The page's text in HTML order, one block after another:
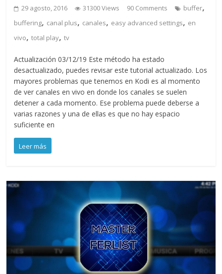
29 agosto, 2016 31300 Views 90 Comments buffer,
buffering, canal plus, canales, easy advanced settings, en
vivo,total play,tv
Actualización 03/12/19 Este método ha estado
desactualizado, puedes revisar este tutorial actualizado. Los
mayores problemas que tenemos en Kodi es al momento
de ver canales en vivo en donde los canales se suelen
detener a cada momento. Ese problema puede deberse a
varias razones y una de ellas es que no hay espacio
suficiente en
Leer más